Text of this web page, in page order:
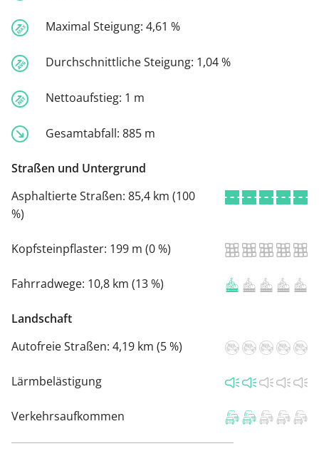
Maximal Steigung: 4,61 %
Durchschnittliche Steigung: 1,04 %
Nettoaufstieg: 1 m
Gesamtabfall: 885 m
Straßen und Untergrund
Asphaltierte Straßen: 85,4 km (100
%)
Kopfsteinpflaster: 199 m (0 %)
Fahrradwege: 10,8 km (13 %)
Landschaft
Autofreie Straßen: 4,19 km (5 %)
Lärmbelästigung
Verkehrsaufkommen